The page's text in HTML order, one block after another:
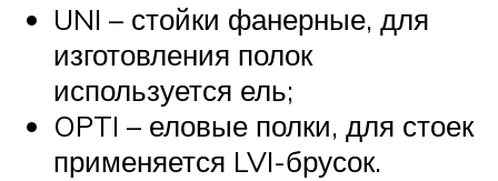
UNI – стойки фанерные, для
изготовления полок
используется ель;
OPTI – еловые полки, для стоек
применяется LVI-брусок.